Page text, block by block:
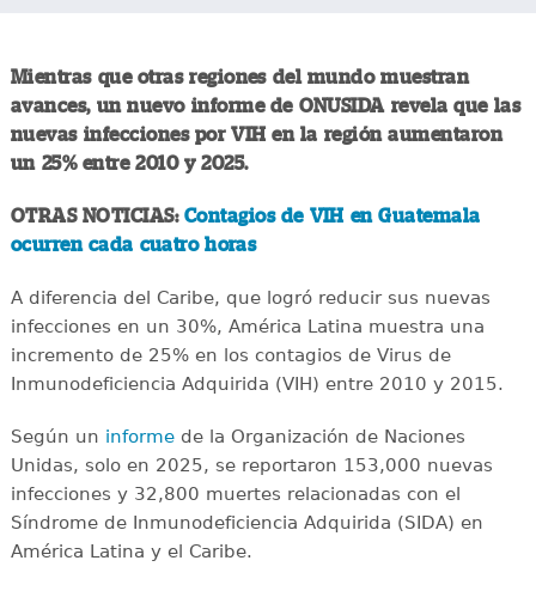
Mientras que otras regiones del mundo muestran
avances, un nuevo informe de ONUSIDA revela que las
nuevas infecciones por VIH en la región aumentaron
un 25% entre 2010 y 2025.
OTRAS NOTICIAS: Contagios de VIH en Guatemala
ocurren cada cuatro horas
A diferencia del Caribe, que logró reducir sus nuevas
infecciones en un 30%, América Latina muestra una
incremento de 25% en los contagios de Virus de
Inmunodeficiencia Adquirida (VIH) entre 2010 y 2015.
Según un informede la Organización de Naciones
Unidas, solo en 2025, se reportaron 153,000 nuevas
infecciones y 32,800 muertes relacionadas con el
Síndrome de Inmunodeficiencia Adquirida (SIDA) en
América Latina y el Caribe.